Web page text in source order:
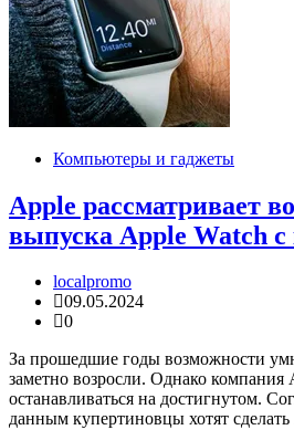
Компьютеры и гаджеты
Apple рассматривает
выпуска Apple Watch c
localpromo
09.05.2024
0
За прошедшие годы возможности
заметно возросли. Однако компания
останавливаться на достигнутом.
данным купертиновцы хотят